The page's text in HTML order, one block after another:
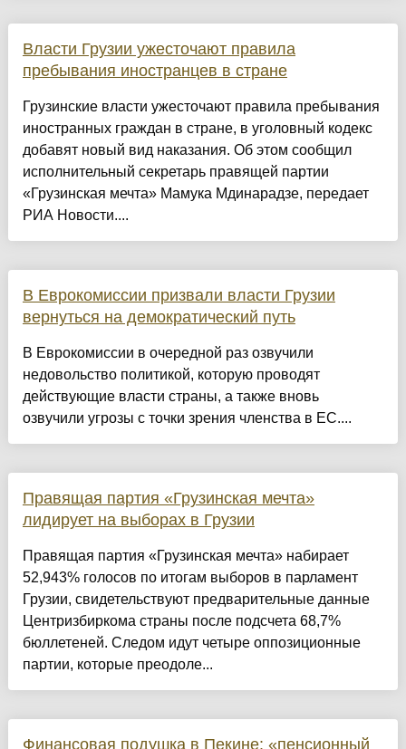
Власти Грузии ужесточают правила
пребывания иностранцев в стране
Грузинские власти ужесточают правила пребывания
иностранных граждан в стране, в уголовный кодекс
добавят новый вид наказания. Об этом сообщил
исполнительный секретарь правящей партии
«Грузинская мечта» Мамука Мдинарадзе, передает
РИА Новости....
В Еврокомиссии призвали власти Грузии
вернуться на демократический путь
В Еврокомиссии в очередной раз озвучили
недовольство политикой, которую проводят
действующие власти страны, а также вновь
озвучили угрозы с точки зрения членства в ЕС....
Правящая партия «Грузинская мечта»
лидирует на выборах в Грузии
Правящая партия «Грузинская мечта» набирает
52,943% голосов по итогам выборов в парламент
Грузии, свидетельствуют предварительные данные
Центризбиркома страны после подсчета 68,7%
бюллетеней. Следом идут четыре оппозиционные
партии, которые преодоле...
Финансовая подушка в Пекине: «пенсионный